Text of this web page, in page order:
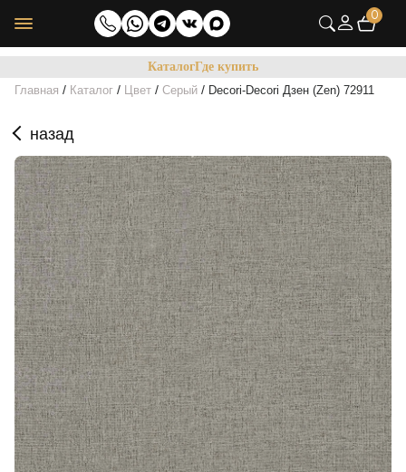
0
КаталогГде купить
Главная / Каталог / Цвет / Серый / Decori-Decori Дзен (Zen) 72911
назад